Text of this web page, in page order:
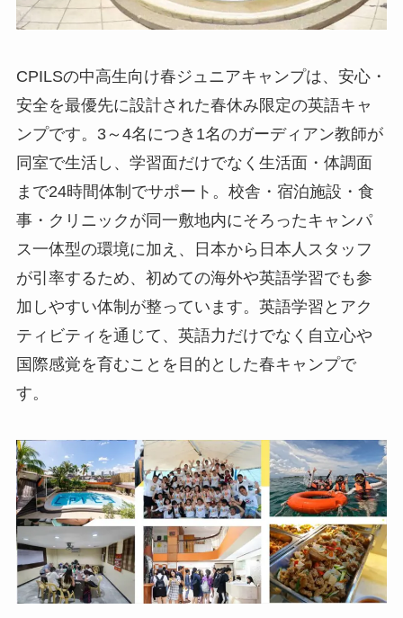
CPILSの中高生向け春ジュニアキャンプは、安心・
安全を最優先に設計された春休み限定の英語キャ
ンプです。3～4名につき1名のガーディアン教師が
同室で生活し、学習面だけでなく生活面・体調面
まで24時間体制でサポート。校舎・宿泊施設・食
事・クリニックが同一敷地内にそろったキャンパ
ス一体型の環境に加え、日本から日本人スタッフ
が引率するため、初めての海外や英語学習でも参
加しやすい体制が整っています。英語学習とアク
ティビティを通じて、英語力だけでなく自立心や
国際感覚を育むことを目的とした春キャンプで
す。